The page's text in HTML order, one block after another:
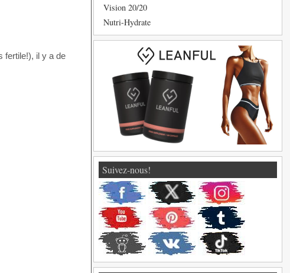
fertile!), il y a de
Vision 20/20
Nutri-Hydrate
Suivez-nous!